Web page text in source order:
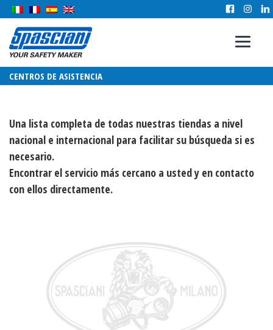
CENTROS DE ASISTENCIA
Una lista completa de todas nuestras tiendas a nivel
nacional e internacional para facilitar su búsqueda si es
necesario.
Encontrar el servicio más cercano a usted y en contacto
con ellos directamente.